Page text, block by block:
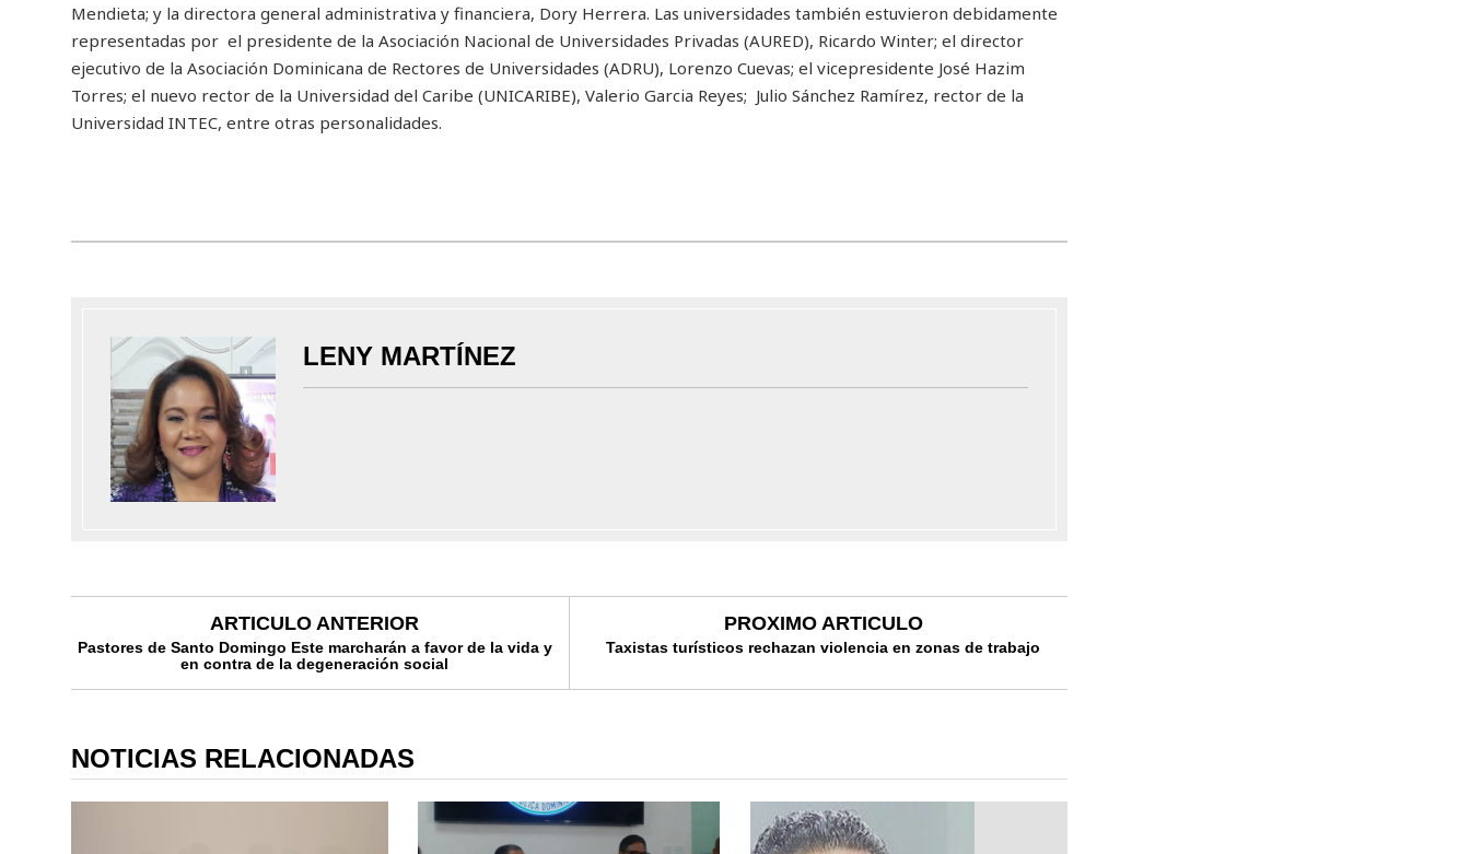
Mendieta; y la directora general administrativa y financiera, Dory Herrera. Las universidades también estuvieron debidamente
representadas por el presidente de la Asociación Nacional de Universidades Privadas (AURED), Ricardo Winter; el director
ejecutivo de la Asociación Dominicana de Rectores de Universidades (ADRU), Lorenzo Cuevas; el vicepresidente José Hazim
Torres; el nuevo rector de la Universidad del Caribe (UNICARIBE), Valerio Garcia Reyes; Julio Sánchez Ramírez, rector de la
Universidad INTEC, entre otras personalidades.
LENY MARTÍNEZ
ARTICULO ANTERIOR
Pastores de Santo Domingo Este marcharán a favor de la vida y
en contra de la degeneración social
PROXIMO ARTICULO
Taxistas turísticos rechazan violencia en zonas de trabajo
NOTICIAS RELACIONADAS